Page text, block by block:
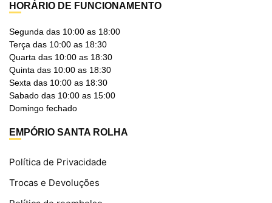
HORÁRIO DE FUNCIONAMENTO
Segunda das 10:00 as 18:00
Terça das 10:00 as 18:30
Quarta das 10:00 as 18:30
Quinta das 10:00 as 18:30
Sexta das 10:00 as 18:30
Sabado das 10:00 as 15:00
Domingo fechado
EMPÓRIO SANTA ROLHA
Política de Privacidade
Trocas e Devoluções